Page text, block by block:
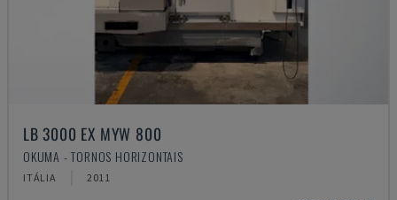
LB 3000 EX MYW 800
OKUMA - TORNOS HORIZONTAIS
ITÁLIA 2011